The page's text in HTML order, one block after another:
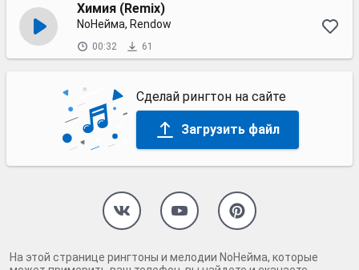
Химия (Remix)
NoНейма, Rendow
00:32 61
Сделай рингтон на сайте
Загрузить файл
На этой странице рингтоны и мелодии NoНейма, которые